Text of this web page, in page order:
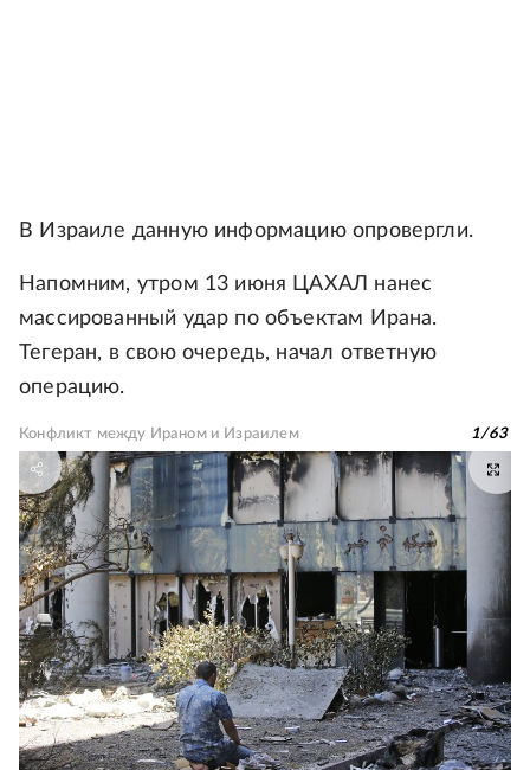
В Израиле данную информацию опровергли.
Напомним, утром 13 июня ЦАХАЛ нанес
массированный удар по объектам Ирана.
Тегеран, в свою очередь, начал ответную
операцию.
Конфликт между Ираном и Израилем 1/63